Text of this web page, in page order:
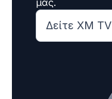
μας.
Δείτε XM TV